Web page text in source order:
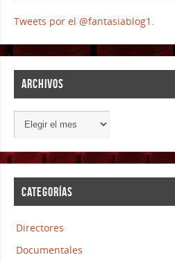
Tweets por el @fantasiablog1.
ARCHIVOS
CATEGORÍAS
Directores
Documentales